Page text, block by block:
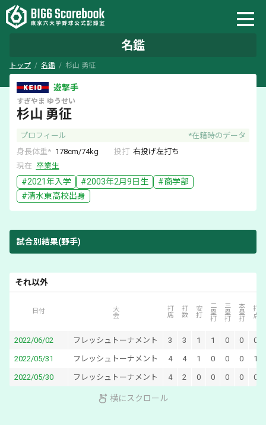
名鑑
トップ 名鑑 杉山 勇征
遊撃手
杉山 勇征
すぎやま ゆうせい
プロフィール
*在籍時のデータ
身長体重* 178cm/74kg 投打 右投げ左打ち
現在 卒業生
#2021年入学 #2003年2月9日 生 #商学部
#清水東高校出身
試合別結果(野手)
それ以外
日付 大会 打席 打数 安打 二塁打 三塁打 本塁打 打点
2022/06/02 フレッシュトーナメント 3 3 1 1 0 0 0
2022/05/31 フレッシュトーナメント 4 4 1 0 0 0 1
2022/05/30 フレッシュトーナメント 4 2 0 0 0 0 0
横にスクロール